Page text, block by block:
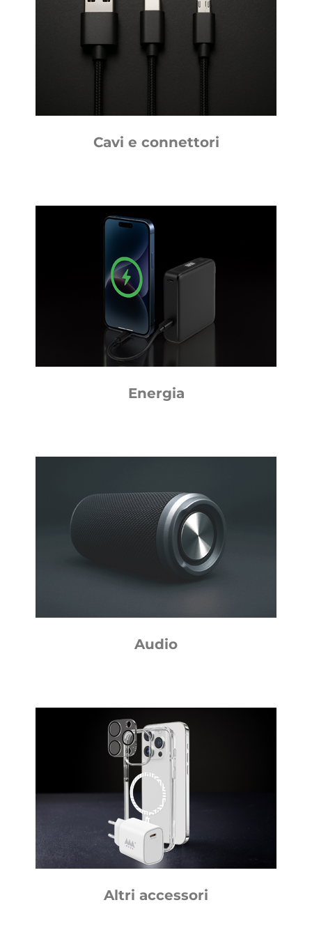
Cavi e connettori
Energia
Audio
Altri accessori